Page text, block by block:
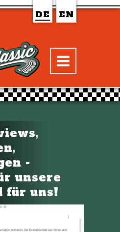
DE EN
-
unsere
für uns!